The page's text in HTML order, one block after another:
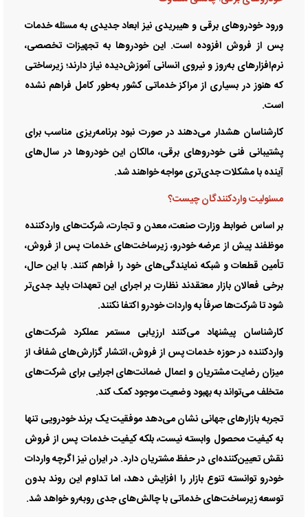
ورود خودرو‌های برقی و هیبریدی نیز ابعاد جدیدی به مسئله خدمات
پس از فروش افزوده است. این خودرو‌ها به تجهیزات تخصصی،
نرم‌افزار‌های به‌روز و نیروی انسانی آموزش‌دیده نیاز دارند؛ زیرساختی
که هنوز در بسیاری از مراکز خدماتی کشور به‌طور کامل فراهم نشده
است.
کارشناسان هشدار می‌دهند در صورت نبود برنامه‌ریزی مناسب برای
پشتیبانی فنی خودرو‌های برقی، مالکان این خودرو‌ها در سال‌های
آینده با مشکلات جدی‌تری مواجه خواهند شد.
مسئولیت واردکنندگان چیست؟
بر اساس ضوابط وزارت صنعت، معدن و تجارت، شرکت‌های واردکننده
موظفند پیش از عرضه خودرو، زیرساخت‌های خدمات پس از فروش،
تأمین قطعات و شبکه نمایندگی‌های خود را فراهم کنند. با این حال،
برخی فعالان بازار معتقدند نظارت بر اجرای این تعهدات باید جدی‌تر
شود تا شرکت‌ها صرفاً به واردات خودرو اکتفا نکنند.
کارشناسان پیشنهاد می‌کنند ارزیابی مستمر عملکرد شرکت‌های
واردکننده در حوزه خدمات پس از فروش، انتشار گزارش‌های شفاف از
میزان رضایت مشتریان و اعمال ضمانت‌های اجرایی برای شرکت‌های
متخلف می‌تواند به بهبود وضعیت موجود کمک کند.
تجربه بازار‌های جهانی نشان می‌دهد موفقیت یک برند خودرویی تنها
به کیفیت محصول وابسته نیست، بلکه کیفیت خدمات پس از فروش
نقش تعیین‌کننده‌ای در حفظ مشتریان دارد. در ایران نیز اگرچه واردات
خودرو توانسته تنوع بازار را افزایش دهد، اما تداوم این روند بدون
توسعه زیرساخت‌های خدماتی با چالش‌های جدی روبه‌رو خواهد شد.